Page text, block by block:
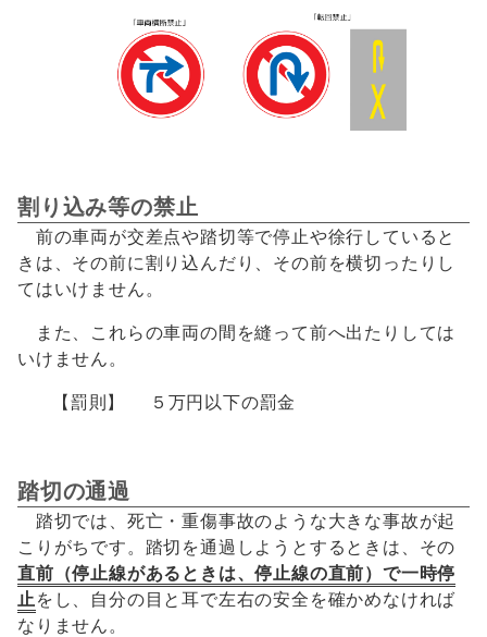
割り込み等の禁止
前の車両が交差点や踏切等で停止や徐行していると
きは、その前に割り込んだり、その前を横切ったりし
てはいけません。
また、これらの車両の間を縫って前へ出たりしては
いけません。
【罰則】 ５万円以下の罰金
踏切の通過
踏切では、死亡・重傷事故のような大きな事故が起
こりがちです。踏切を通過しようとするときは、その
直前（停止線があるときは、停止線の直前）で一時停
止 をし、自分の目と耳で左右の安全を確かめなければ
なりません。